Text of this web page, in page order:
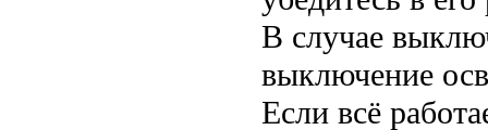
В случае
выключение
Если всё